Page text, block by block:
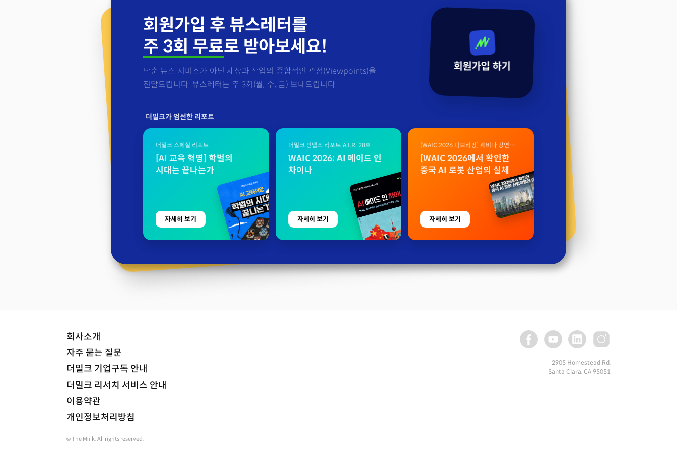
회원가입 후 뷰스레터를
주 3회 무료로 받아보세요!
단순 뉴스 서비스가 아닌 세상과 산업의 종합적인 관점(Viewpoints)을
전달드립니다. 뷰스레터는 주 3회(월, 수, 금) 보내드립니다.
회원가입 하기
더밀크가 엄선한 리포트
더밀크 스페셜 리포트
[AI 교육 혁명] 학벌의
시대는 끝나는가
자세히 보기
더밀크 인뎁스 리포트 A.I.R. 28호
WAIC 2026: AI 메이드 인
차이나
자세히 보기
[WAIC 2026 디브리핑] 웨비나 강연
자료
[WAIC 2026에서 확인한
중국 AI 로봇 산업의 실체
자세히 보기
회사소개
자주 묻는 질문
더밀크 기업구독 안내
더밀크 리서치 서비스 안내
이용약관
개인정보처리방침
2905 Homestead Rd,
Santa Clara, CA 95051
© The Miilk. All rights reserved.